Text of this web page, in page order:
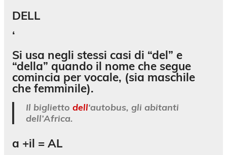
DELL
‘
Si usa negli stessi casi di “del” e
“della” quando il nome che segue
comincia per vocale, (sia maschile
che femminile).
Il biglietto dell‘autobus, gli abitanti
dell’Africa.
a +il = AL